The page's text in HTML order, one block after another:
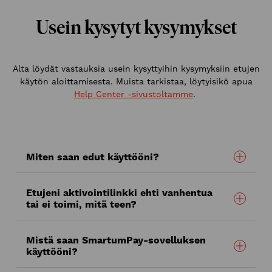
Usein kysytyt kysymykset
Alta löydät vastauksia usein kysyttyihin kysymyksiin etujen
käytön aloittamisesta. Muista tarkistaa, löytyisikö apua
Help Center -sivustoltamme.
Miten saan edut käyttööni?
Etujeni aktivointilinkki ehti vanhentua
tai ei toimi, mitä teen?
Mistä saan SmartumPay-sovelluksen
käyttööni?